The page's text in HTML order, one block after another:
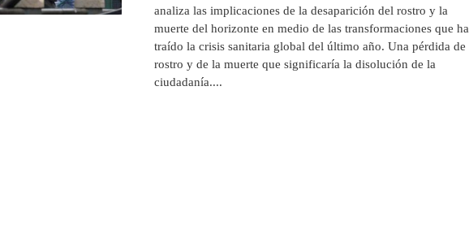
analiza las implicaciones de la desaparición del rostro y la
muerte del horizonte en medio de las transformaciones que ha
traído la crisis sanitaria global del último año. Una pérdida de
rostro y de la muerte que significaría la disolución de la
ciudadanía....